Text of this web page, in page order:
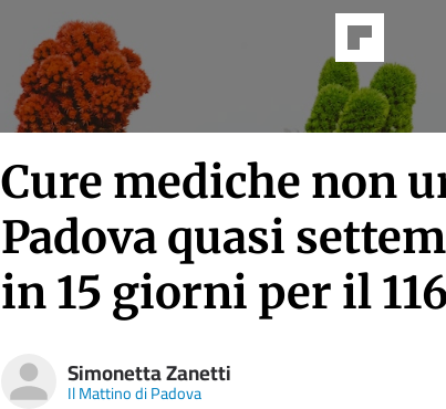
Cure mediche non
Padova quasi
in 15 giorni per il
Simonetta Zanetti
Il Mattino di Padova